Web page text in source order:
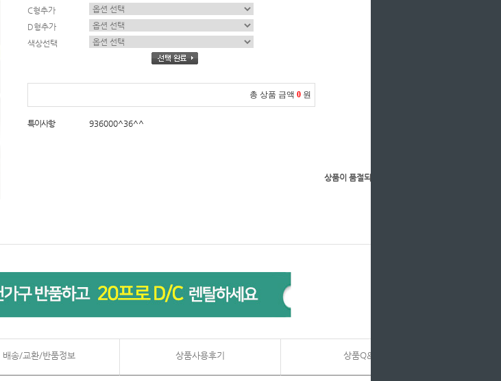
C형추가
D형추가
색상선택
총 상품 금액 0 원
특이사항 936000^36^^
상품이 품절되었습니다.
배송/교환/반품정보 상품사용후기 상품Q&A